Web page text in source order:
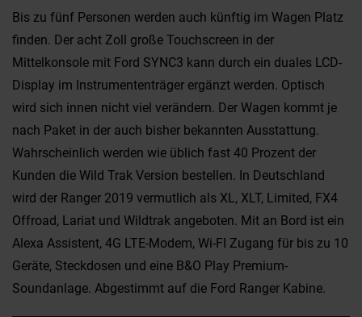
Bis zu fünf Personen werden auch künftig im Wagen Platz
finden. Der acht Zoll große Touchscreen in der
Mittelkonsole mit Ford SYNC3 kann durch ein duales LCD-
Display im Instrumententräger ergänzt werden. Optisch
wird sich innen nicht viel verändern. Der Wagen kommt je
nach Paket in der auch bisher bekannten Ausstattung.
Wahrscheinlich werden wie üblich fast 40 Prozent der
Kunden die Wild Trak Version bestellen. In Deutschland
wird der Ranger 2019 vermutlich als XL, XLT, Limited, FX4
Offroad, Lariat und Wildtrak angeboten. Mit an Bord ist ein
Alexa Assistent, 4G LTE-Modem, Wi-FI Zugang für bis zu 10
Geräte, Steckdosen und eine B&O Play Premium-
Soundanlage. Abgestimmt auf die Ford Ranger Kabine.